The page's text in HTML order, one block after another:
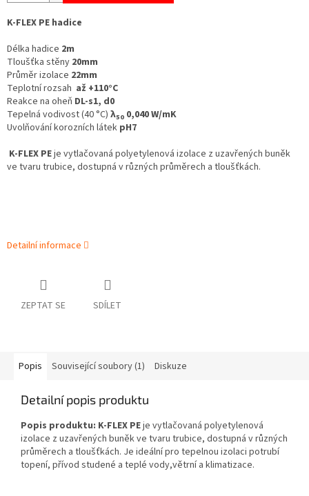
K-FLEX PE hadice
Délka hadice 2m
Tloušťka stěny 20mm
Průměr izolace 22mm
Teplotní rozsah až +110°C
Reakce na oheň DL-s1, d0
Tepelná vodivost (40 °C) λ50 0,040 W/mK
Uvolňování korozních látek pH7
K-FLEX PEje vytlačovaná polyetylenová izolace z uzavřených buněk
ve tvaru trubice, dostupná v různých průměrech a tloušťkách.
Detailní informace
ZEPTAT SE SDÍLET
Popis Související soubory (1) Diskuze
Detailní popis produktu
Popis produktu: K-FLEX PEje vytlačovaná polyetylenová
izolace z uzavřených buněk ve tvaru trubice, dostupná v různých
průměrech a tloušťkách. Je ideální pro tepelnou izolaci potrubí
topení, přívod studené a teplé vody,větrní a klimatizace.